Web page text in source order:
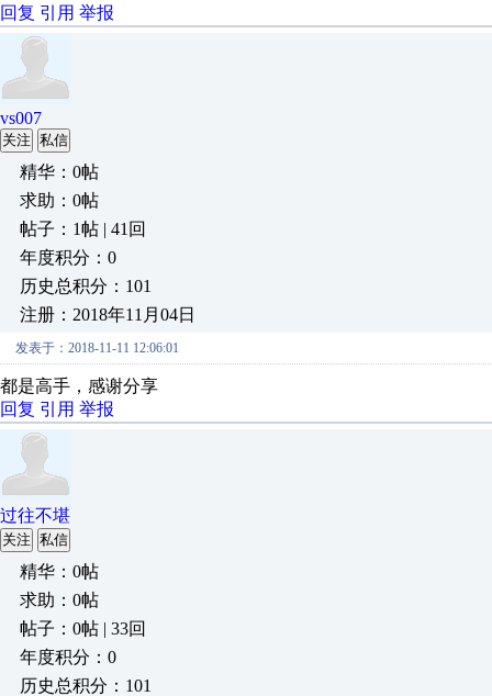
回复 引用 举报
vs007
关注 私信
精华：0帖
求助：0帖
帖子：1帖 | 41回
年度积分：0
历史总积分：101
注册：2018年11月04日
发表于：2018-11-11 12:06:01
都是高手，感谢分享
回复 引用 举报
过往不堪
关注 私信
精华：0帖
求助：0帖
帖子：0帖 | 33回
年度积分：0
历史总积分：101